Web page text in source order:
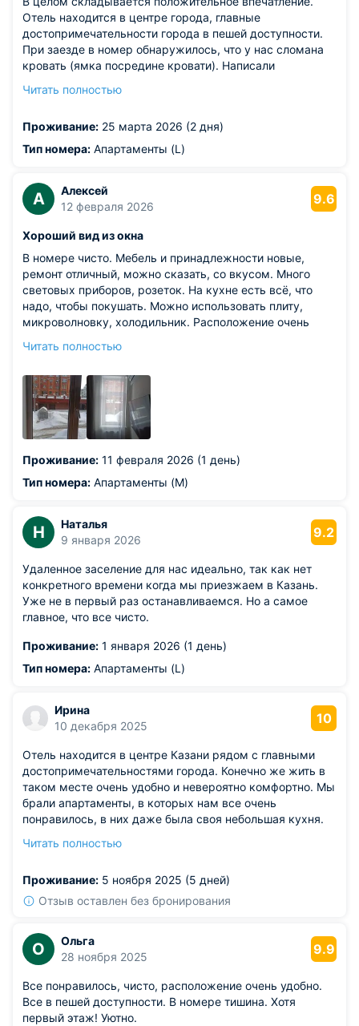
Отель находится в центре города, главные
достопримечательности города в пешей доступности.
При заезде в номер обнаружилось, что у нас сломана
кровать (ямка посредине кровати). Написали
Это один из главных плюсов - в отеле заботятся о
Из недостатков: единственный минус, который мы
обнаружили - это очень тонкие стены между
соседнем помещении происходил ремонт, строители
бесконечно сверлили с 8 утра. Так что толком
Читать полностью
Проживание: 25 марта 2026 (2 дня)
Тип номера: Апартаменты (L)
А
Алексей
12 февраля 2026
9.6
Хороший вид из окна
В номере чисто. Мебель и принадлежности новые,
ремонт отличный, можно сказать, со вкусом. Много
световых приборов, розеток. На кухне есть всё, что
надо, чтобы покушать. Можно использовать плиту,
микроволновку, холодильник. Расположение очень
Из недостатков: ручка на окне сломана. В душе нет
болтается. Наличник над дверью болтается.
Читать полностью
Проживание: 11 февраля 2026 (1 день)
Тип номера: Апартаменты (M)
Н
Наталья
9 января 2026
9.2
Удаленное заселение для нас идеально, так как нет
конкретного времени когда мы приезжаем в Казань.
Уже не в первый раз останавливаемся. Но а самое
главное, что все чисто.
Проживание: 1 января 2026 (1 день)
Тип номера: Апартаменты (L)
Ирина
10 декабря 2025
10
Отель находится в центре Казани рядом с главными
достопримечательностями города. Конечно же жить в
таком месте очень удобно и невероятно комфортно. Мы
брали апартаменты, в которых нам все очень
понравилось, в них даже была своя небольшая кухня.
холодильник большой. Есть подсветка точечная,
Читать полностью
Проживание: 5 ноября 2025 (5 дней)
Отзыв оставлен без бронирования
О
Ольга
28 ноября 2025
9.9
Все понравилось, чисто, расположение очень удобно.
Все в пешей доступности. В номере тишина. Хотя
первый этаж! Уютно.